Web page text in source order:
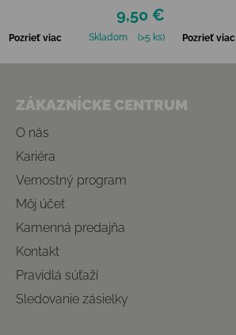
9,50 €
Pozrieť viac Skladom (>5 ks) Pozrieť viac
ZÁKAZNÍCKE CENTRUM
O nás
Kariéra
Vernostný program
Môj účet
Kamenná predajňa
Kontakt
Pravidlá súťaží
Sledovanie zásielky